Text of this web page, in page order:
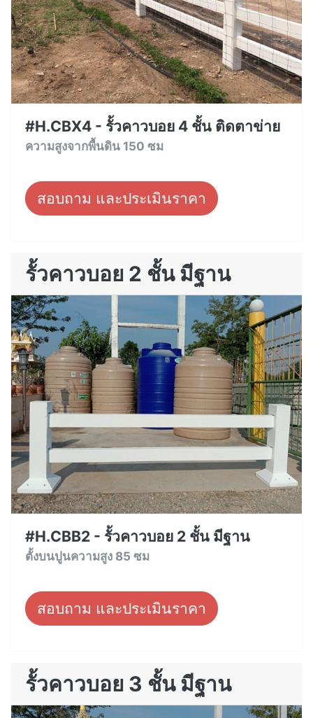
#H.CBX4 - รั้วคาวบอย 4 ชั้น ติดตาข่าย
ความสูงจากพื้นดิน 150 ซม
สอบถาม และประเมินราคา
รั้วคาวบอย 2 ชั้น มีฐาน
#H.CBB2 - รั้วคาวบอย 2 ชั้น มีฐาน
ตั้งบนปูนความสูง 85 ซม
สอบถาม และประเมินราคา
รั้วคาวบอย 3 ชั้น มีฐาน